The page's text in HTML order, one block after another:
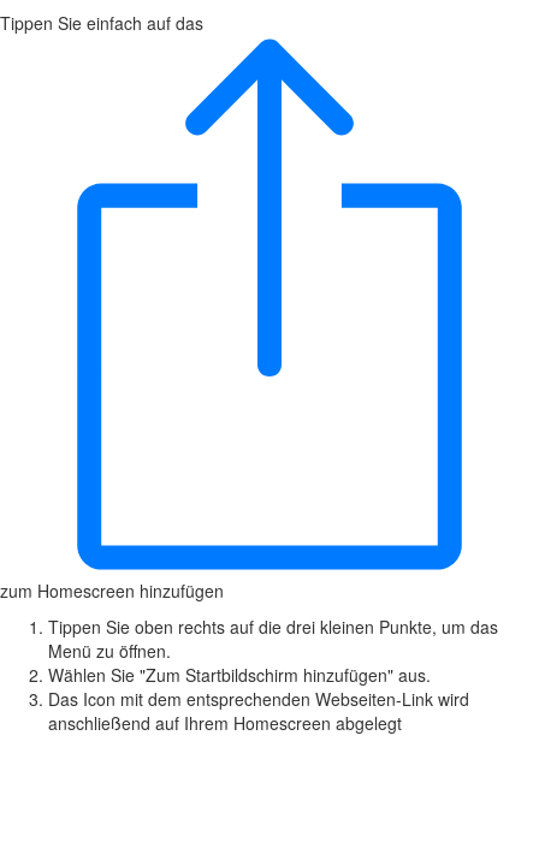
Tippen Sie einfach auf das
zum Homescreen hinzufügen
Tippen Sie oben rechts auf die drei kleinen Punkte, um das
Menü zu öffnen.
Wählen Sie "Zum Startbildschirm hinzufügen" aus.
Das Icon mit dem entsprechenden Webseiten-Link wird
anschließend auf Ihrem Homescreen abgelegt